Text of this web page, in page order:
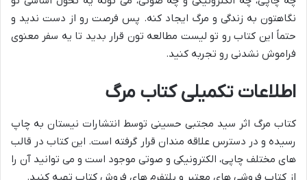
نگاهتون به زندگی و مرگ ایجاد کنه. پس فرصت رو از دست ندید و
حتماً این کتاب رو تو لیست مطالعه تون قرار بدید تا یه سفر معنوی
فراموش نشدنی رو تجربه کنید.
اطلاعات تکمیلی کتاب مرگ
کتاب مرگ اثر سید مجتبی حسینی توسط انتشارات نیستان به چاپ
رسیده و در دسترس علاقه مندان قرار گرفته است. این کتاب در قالب
های مختلف چاپی، الکترونیکی و صوتی موجود است و می توانید آن را
از کتاب فروشی های معتبر و پلتفرم های فروش کتاب تهیه کنید.